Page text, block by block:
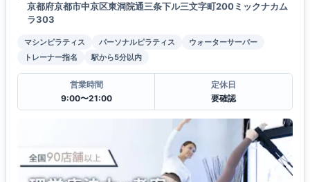
京都府京都市中京区東洞院通三条下ル三文字町200ミックナカム
ラ303
マシンピラティス パーソナルピラティス
ウォーターサーバー
トレーナー指名
駅から5分以内
営業時間
9:00〜21:00
定休日
要確認